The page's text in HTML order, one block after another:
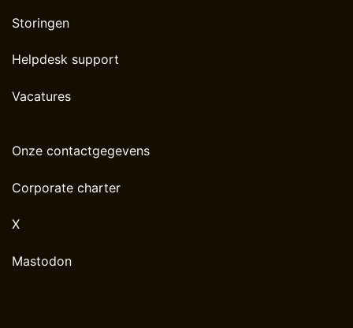
Storingen
Helpdesk support
Vacatures
Onze contactgegevens
Corporate charter
X
Mastodon